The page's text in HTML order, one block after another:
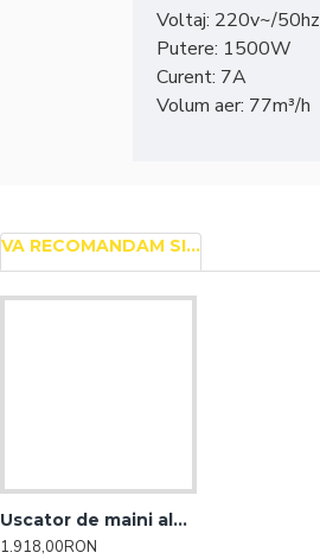
Voltaj: 220v~/50hz
Putere: 1500W
Curent: 7A
Volum aer: 77m³/h
VA RECOMANDAM SI...
Uscator de maini alb cu jet de aer Ttsystem Italia
1.918,00RON